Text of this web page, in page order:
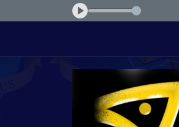
0df50a06